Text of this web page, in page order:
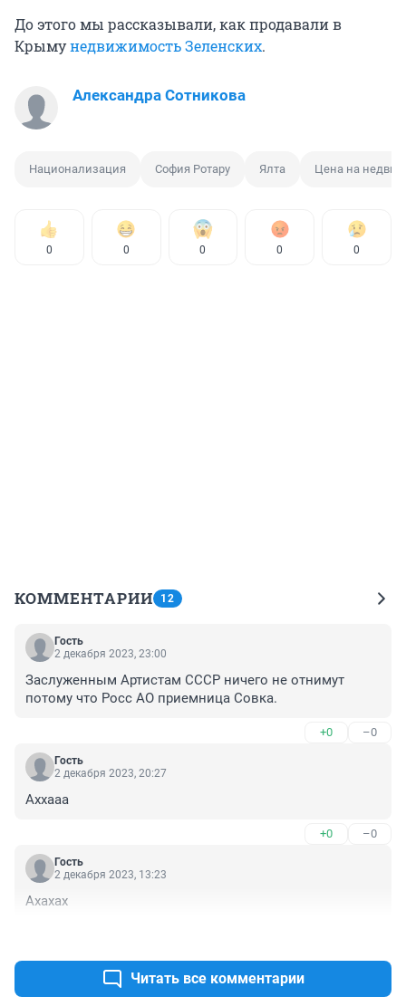
До этого мы рассказывали, как продавали в
Крымунедвижимость Зеленских.
Александра Сотникова
Национализация София Ротару Ялта Цена на
0 0 0 0 0
КОММЕНТАРИИ 12
Гость
2 декабря 2023, 23:00
Заслуженным Артистам СССР ничего не отнимут
потому что Росс АО приемница Совка.
+0 –0
Гость
2 декабря 2023, 20:27
Аххааа
+0 –0
Гость
2 декабря 2023, 13:23
Ахахах
Читать все комментарии